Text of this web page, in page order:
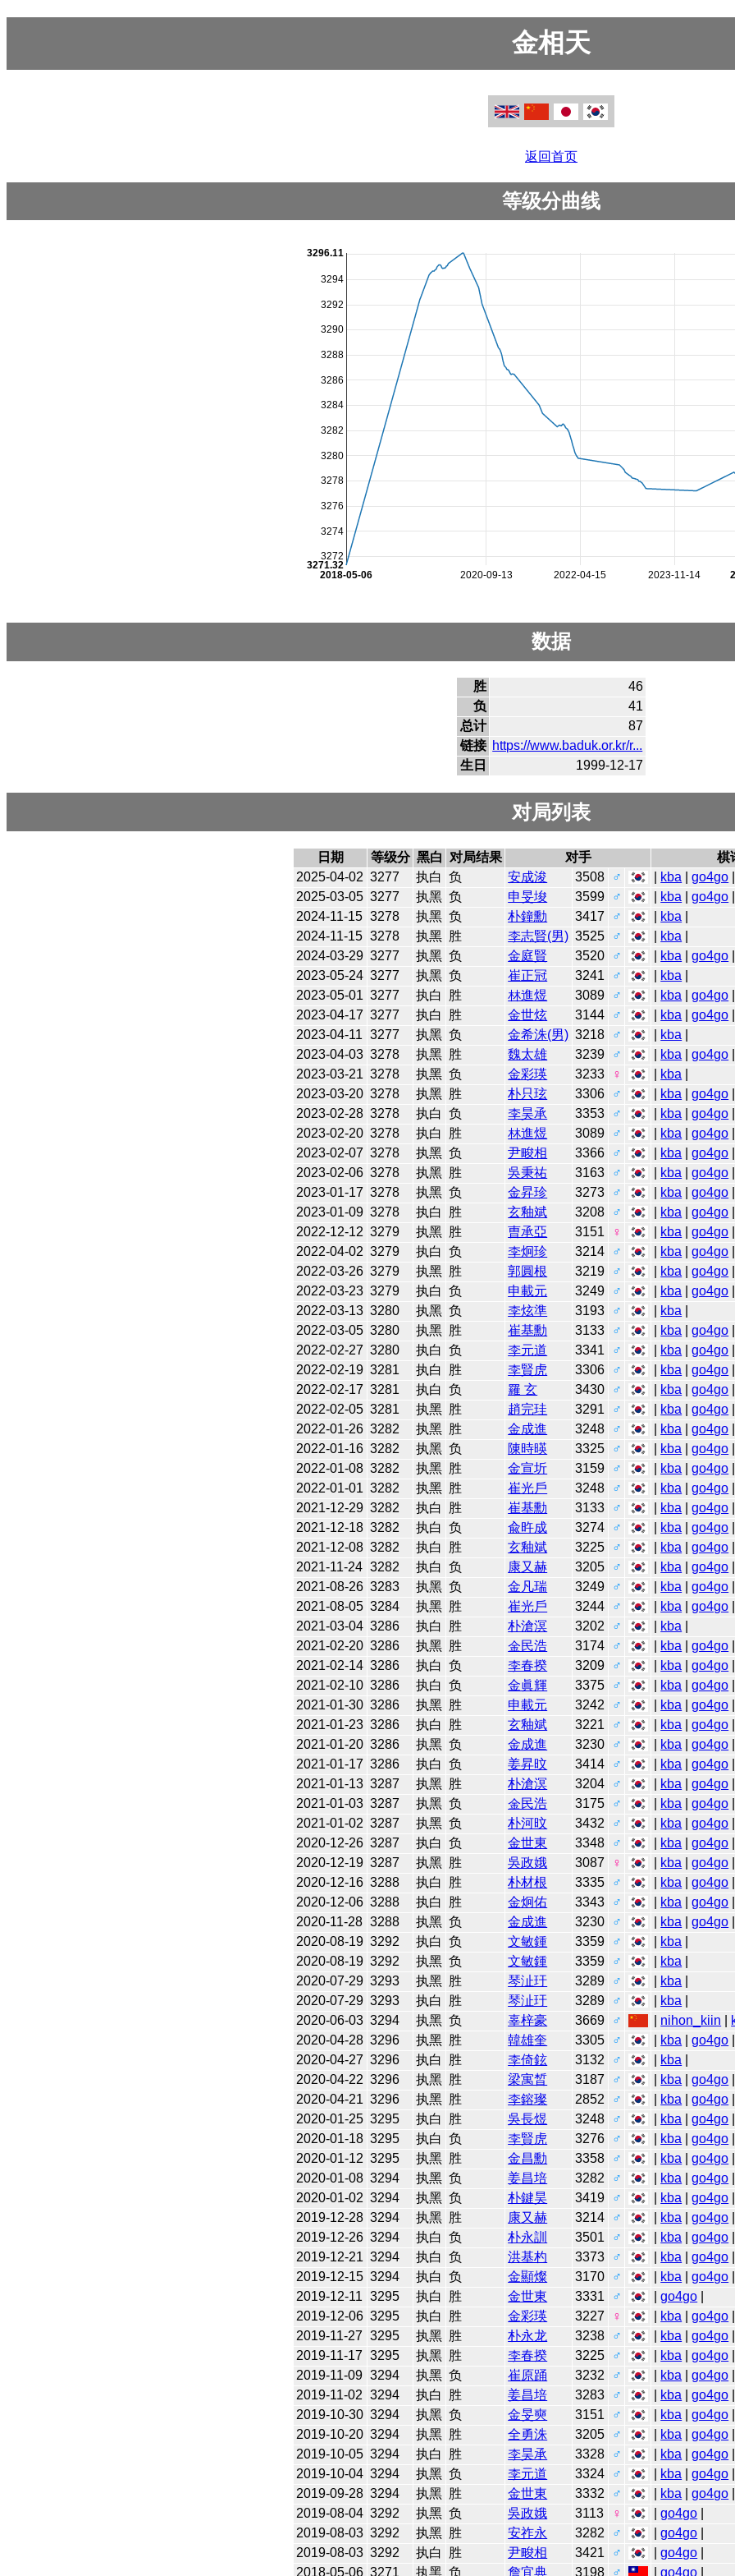
金相天
返回首页
等级分曲线
2020-09-13 2022-04-15 2023-11-14
2018-05-06
3272
3274
3276
3278
3280
3282
3284
3286
3288
3290
3292
3294
3271.32
3296.11
数据
胜
46
负
41
总计
87
链接 https://www.baduk.or.kr/r...
生日
1999-12-17
对局列表
日期 等级分 黑白 对局结果 对手
棋
2025-04-02 3277 执白 负 安成浚 3508 ♂ kba |go4go
2025-03-05 3277 执黑 负 申旻埈 3599 ♂ kba |go4go
2024-11-15 3278 执黑 负 朴鐘勳 3417 ♂ kba
2024-11-15 3278 执黑 胜 李志賢(男) 3525 ♂ kba
2024-03-29 3277 执黑 负 金庭賢 3520 ♂ kba |go4go
2023-05-24 3277 执黑 负 崔正冠 3241 ♂ kba
2023-05-01 3277 执白 胜 林進煜 3089 ♂ kba |go4go
2023-04-17 3277 执白 胜 金世炫 3144 ♂ kba |go4go
2023-04-11 3277 执黑 负 金希洙(男) 3218 ♂ kba
2023-04-03 3278 执黑 胜 魏太雄 3239 ♂ kba |go4go
2023-03-21 3278 执黑 负 金彩瑛 3233 ♀ kba
2023-03-20 3278 执黑 胜 朴只玹 3306 ♂ kba |go4go
2023-02-28 3278 执白 负 李昊承 3353 ♂ kba |go4go
2023-02-20 3278 执白 胜 林進煜 3089 ♂ kba |go4go
2023-02-07 3278 执黑 负 尹畯相 3366 ♂ kba |go4go
2023-02-06 3278 执黑 胜 吳秉祐 3163 ♂ kba |go4go
2023-01-17 3278 执黑 负 金昇珍 3273 ♂ kba |go4go
2023-01-09 3278 执白 胜 玄釉斌 3208 ♂ kba |go4go
2022-12-12 3279 执黑 胜 曺承亞 3151 ♀ kba |go4go
2022-04-02 3279 执白 负 李炯珍 3214 ♂ kba |go4go
2022-03-26 3279 执黑 胜 郭圓根 3219 ♂ kba |go4go
2022-03-23 3279 执白 负 申載元 3249 ♂ kba |go4go
2022-03-13 3280 执黑 负 李炫準 3193 ♂ kba
2022-03-05 3280 执黑 胜 崔基勳 3133 ♂ kba |go4go
2022-02-27 3280 执白 负 李元道 3341 ♂ kba |go4go
2022-02-19 3281 执白 胜 李賢虎 3306 ♂ kba |go4go
2022-02-17 3281 执白 负 羅 玄 3430 ♂ kba |go4go
2022-02-05 3281 执黑 胜 趙完珪 3291 ♂ kba |go4go
2022-01-26 3282 执黑 胜 金成進 3248 ♂ kba |go4go
2022-01-16 3282 执黑 负 陳時暎 3325 ♂ kba |go4go
2022-01-08 3282 执黑 胜 金宣圻 3159 ♂ kba |go4go
2022-01-01 3282 执黑 胜 崔光戶 3248 ♂ kba |go4go
2021-12-29 3282 执白 胜 崔基勳 3133 ♂ kba |go4go
2021-12-18 3282 执白 负 兪旿成 3274 ♂ kba |go4go
2021-12-08 3282 执白 胜 玄釉斌 3225 ♂ kba |go4go
2021-11-24 3282 执白 负 康又赫 3205 ♂ kba |go4go
2021-08-26 3283 执黑 负 金凡瑞 3249 ♂ kba |go4go
2021-08-05 3284 执黑 胜 崔光戶 3244 ♂ kba |go4go
2021-03-04 3286 执白 胜 朴滄溟 3202 ♂ kba
2021-02-20 3286 执黑 胜 金民浩 3174 ♂ kba |go4go
2021-02-14 3286 执白 负 李春揆 3209 ♂ kba |go4go
2021-02-10 3286 执白 负 金眞輝 3375 ♂ kba |go4go
2021-01-30 3286 执黑 胜 申載元 3242 ♂ kba |go4go
2021-01-23 3286 执白 胜 玄釉斌 3221 ♂ kba |go4go
2021-01-20 3286 执黑 负 金成進 3230 ♂ kba |go4go
2021-01-17 3286 执白 负 姜昇旼 3414 ♂ kba |go4go
2021-01-13 3287 执黑 胜 朴滄溟 3204 ♂ kba |go4go
2021-01-03 3287 执黑 负 金民浩 3175 ♂ kba |go4go
2021-01-02 3287 执黑 负 朴河旼 3432 ♂ kba |go4go
2020-12-26 3287 执白 负 金世東 3348 ♂ kba |go4go
2020-12-19 3287 执黑 胜 吳政娥 3087 ♀ kba |go4go
2020-12-16 3288 执白 胜 朴材根 3335 ♂ kba |go4go
2020-12-06 3288 执白 胜 金炯佑 3343 ♂ kba |go4go
2020-11-28 3288 执黑 负 金成進 3230 ♂ kba |go4go
2020-08-19 3292 执白 负 文敏鍾 3359 ♂ kba
2020-08-19 3292 执黑 负 文敏鍾 3359 ♂ kba
2020-07-29 3293 执黑 胜 琴沚玗 3289 ♂ kba
2020-07-29 3293 执白 胜 琴沚玗 3289 ♂ kba
2020-06-03 3294 执黑 负 辜梓豪 3669 ♂ nihon_kiin
2020-04-28 3296 执黑 胜 韓雄奎 3305 ♂ kba |go4go
2020-04-27 3296 执白 胜 李倚鉉 3132 ♂ kba
2020-04-22 3296 执黑 胜 梁寓晳 3187 ♂ kba |go4go
2020-04-21 3296 执黑 胜 李鎔璨 2852 ♂ kba |go4go
2020-01-25 3295 执白 胜 吳長煜 3248 ♂ kba |go4go
2020-01-18 3295 执白 负 李賢虎 3276 ♂ kba |go4go
2020-01-12 3295 执黑 胜 金昌勳 3358 ♂ kba |go4go
2020-01-08 3294 执黑 负 姜昌培 3282 ♂ kba |go4go
2020-01-02 3294 执黑 负 朴鍵昊 3419 ♂ kba |go4go
2019-12-28 3294 执黑 胜 康又赫 3214 ♂ kba |go4go
2019-12-26 3294 执白 负 朴永訓 3501 ♂ kba |go4go
2019-12-21 3294 执白 负 洪基杓 3373 ♂ kba |go4go
2019-12-15 3294 执白 负 金顯燦 3170 ♂ kba |go4go
2019-12-11 3295 执白 胜 金世東 3331 ♂ |go4go
2019-12-06 3295 执白 胜 金彩瑛 3227 ♀ kba |go4go
2019-11-27 3295 执黑 胜 朴永龙 3238 ♂ kba |go4go
2019-11-17 3295 执黑 胜 李春揆 3225 ♂ kba |go4go
2019-11-09 3294 执黑 负 崔原踊 3232 ♂ kba |go4go
2019-11-02 3294 执白 胜 姜昌培 3283 ♂ kba |go4go
2019-10-30 3294 执黑 负 金旻奭 3151 ♂ kba |go4go
2019-10-20 3294 执黑 胜 全勇洙 3205 ♂ kba |go4go
2019-10-05 3294 执白 胜 李昊承 3328 ♂ kba |go4go
2019-10-04 3294 执黑 负 李元道 3324 ♂ kba |go4go
2019-09-28 3294 执黑 胜 金世東 3332 ♂ kba |go4go
2019-08-04 3292 执黑 负 吳政娥 3113 ♀ |go4go
2019-08-03 3292 执黑 胜 安祚永 3282 ♂ |go4go
2019-08-03 3292 执白 胜 尹畯相 3421 ♂ |go4go
2018-05-06 3271 执黑 负 詹宜典 3198 ♂ |go4go